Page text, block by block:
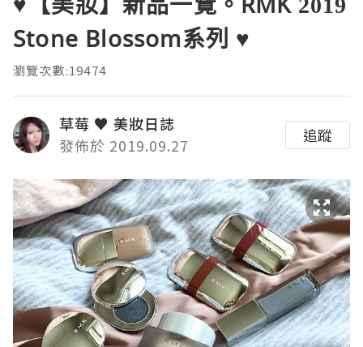
Stone Blossom系列 ♥
瀏覽次數:19474
草莓 ♥ 美妝日誌
發佈於 2019.09.27
追蹤